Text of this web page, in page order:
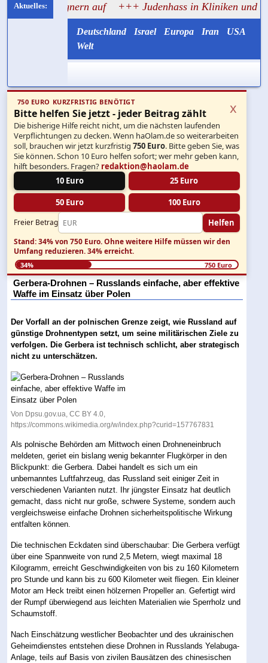
auf +++ Judenhass in Kliniken und
Deutschland Israel Europa Iran
USA
Welt
750 EURO KURZFRISTIG BENÖTIGT
Bitte helfen Sie jetzt - jeder Beitrag zählt
Die bisherige Hilfe reicht nicht, um die nächsten laufenden
Verpflichtungen zu decken. Wenn haOlam.de so weiterarbeiten
soll, brauchen wir jetzt kurzfristig750 Euro. Bitte geben Sie, was
Sie können. Schon 10 Euro helfen sofort; wer mehr geben kann,
hilft besonders. Fragen? redaktion@haolam.de
10 Euro
25 Euro
50 Euro 100 Euro
Freier Betrag Helfen
x
Stand: 34% von 750 Euro.Ohne weitere Hilfe müssen wir den
Umfang reduzieren.34% erreicht.
34% 750 Euro
Gerbera-Drohnen – Russlands einfache, aber effektive
Waffe im Einsatz über Polen
Der Vorfall an der polnischen Grenze zeigt, wie Russland auf
günstige Drohnentypen setzt, um seine militärischen Ziele zu
verfolgen. Die Gerbera ist technisch schlicht, aber strategisch
nicht zu unterschätzen.
Von Dpsu.gov.ua, CC BY 4.0,
https://commons.wikimedia.org/w/index.php?curid=157767831
Als polnische Behörden am Mittwoch einen Drohneneinbruch
meldeten, geriet ein bislang wenig bekannter Flugkörper in den
Blickpunkt: die Gerbera. Dabei handelt es sich um ein
unbemanntes Luftfahrzeug, das Russland seit einiger Zeit in
verschiedenen Varianten nutzt. Ihr jüngster Einsatz hat deutlich
gemacht, dass nicht nur große, schwere Systeme, sondern auch
vergleichsweise einfache Drohnen sicherheitspolitische Wirkung
entfalten können.
Die technischen Eckdaten sind überschaubar: Die Gerbera verfügt
über eine Spannweite von rund 2,5 Metern, wiegt maximal 18
Kilogramm, erreicht Geschwindigkeiten von bis zu 160 Kilometern
pro Stunde und kann bis zu 600 Kilometer weit fliegen. Ein kleiner
Motor am Heck treibt einen hölzernen Propeller an. Gefertigt wird
der Rumpf überwiegend aus leichten Materialien wie Sperrholz und
Schaumstoff.
Nach Einschätzung westlicher Beobachter und des ukrainischen
Geheimdienstes entstehen diese Drohnen in Russlands Yelabuga-
Anlage, teils auf Basis von zivilen Bausätzen des chinesischen